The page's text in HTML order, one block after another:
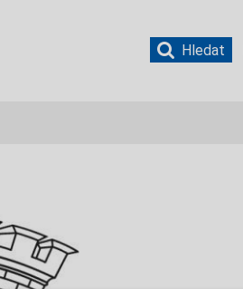
Hledat